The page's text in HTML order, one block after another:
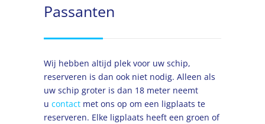
Passanten
Wij hebben altijd plek voor uw schip,
reserveren is dan ook niet nodig. Alleen als
uw schip groter is dan 18 meter neemt
u contact met ons op om een ligplaats te
reserveren. Elke ligplaats heeft een groen of